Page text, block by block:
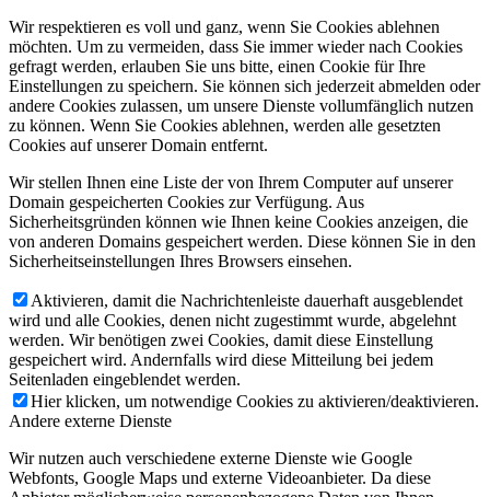
Wir respektieren es voll und ganz, wenn Sie Cookies ablehnen
möchten. Um zu vermeiden, dass Sie immer wieder nach Cookies
gefragt werden, erlauben Sie uns bitte, einen Cookie für Ihre
Einstellungen zu speichern. Sie können sich jederzeit abmelden oder
andere Cookies zulassen, um unsere Dienste vollumfänglich nutzen
zu können. Wenn Sie Cookies ablehnen, werden alle gesetzten
Cookies auf unserer Domain entfernt.
Wir stellen Ihnen eine Liste der von Ihrem Computer auf unserer
Domain gespeicherten Cookies zur Verfügung. Aus
Sicherheitsgründen können wie Ihnen keine Cookies anzeigen, die
von anderen Domains gespeichert werden. Diese können Sie in den
Sicherheitseinstellungen Ihres Browsers einsehen.
Aktivieren, damit die Nachrichtenleiste dauerhaft ausgeblendet
wird und alle Cookies, denen nicht zugestimmt wurde, abgelehnt
werden. Wir benötigen zwei Cookies, damit diese Einstellung
gespeichert wird. Andernfalls wird diese Mitteilung bei jedem
Seitenladen eingeblendet werden.
Hier klicken, um notwendige Cookies zu aktivieren/deaktivieren.
Andere externe Dienste
Wir nutzen auch verschiedene externe Dienste wie Google
Webfonts, Google Maps und externe Videoanbieter. Da diese